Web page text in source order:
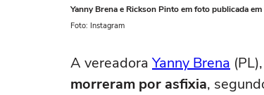
Yanny Brena e Rickson Pinto em foto publicada
Foto: Instagram
A vereadora Yanny Brena
morreram por asfixia,